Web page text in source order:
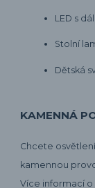
LED s
Stolní
Dětská
KAMENNÁ
Chcete
kamennou
Více informací